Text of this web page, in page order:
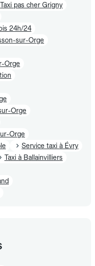
Taxi pas cher Grigny
24h/24
sur-Orge
Orge
Orge
Orge
Service taxi à Évry
Taxi à Ballainvilliers